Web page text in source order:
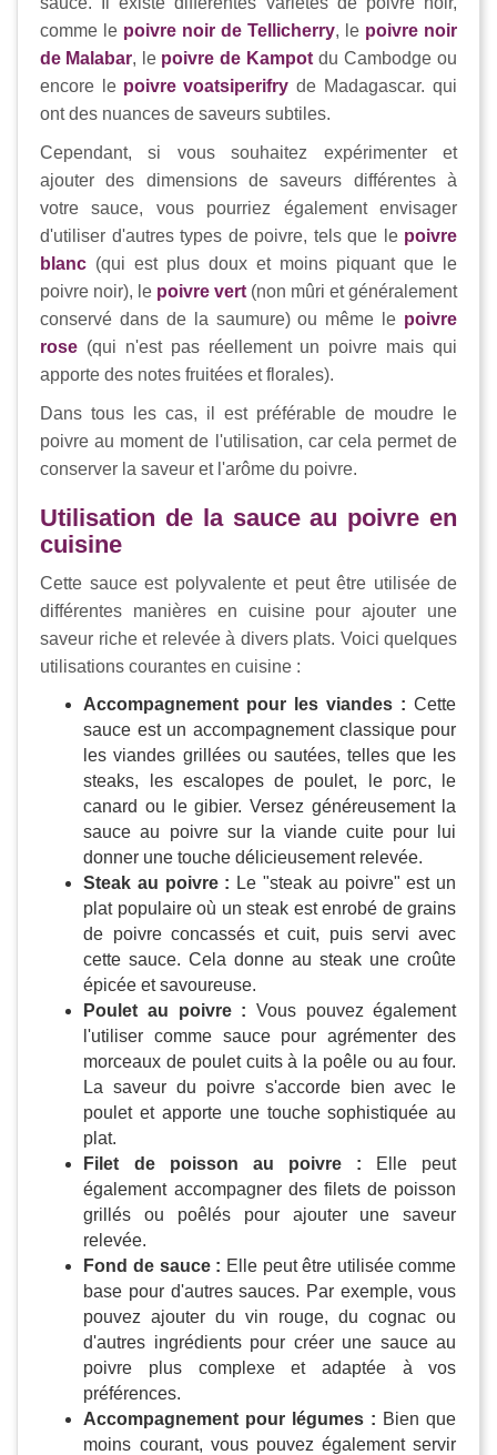
comme le poivre noir de Tellicherry, le poivre noir
de Malabar, le poivre de Kampot du Cambodge ou
encore le poivre voatsiperifry de Madagascar. qui
ont des nuances de saveurs subtiles.
Cependant, si vous souhaitez expérimenter et
ajouter des dimensions de saveurs différentes à
votre sauce, vous pourriez également envisager
d'utiliser d'autres types de poivre, tels que le poivre
blanc (qui est plus doux et moins piquant que le
poivre noir), le poivre vert (non mûri et généralement
conservé dans de la saumure) ou même le poivre
rose (qui n'est pas réellement un poivre mais qui
apporte des notes fruitées et florales).
Dans tous les cas, il est préférable de moudre le
poivre au moment de l'utilisation, car cela permet de
conserver la saveur et l'arôme du poivre.
Utilisation de la sauce au poivre en
cuisine
Cette sauce est polyvalente et peut être utilisée de
différentes manières en cuisine pour ajouter une
saveur riche et relevée à divers plats. Voici quelques
utilisations courantes en cuisine :
Accompagnement pour les viandes : Cette
sauce est un accompagnement classique pour
les viandes grillées ou sautées, telles que les
steaks, les escalopes de poulet, le porc, le
canard ou le gibier. Versez généreusement la
sauce au poivre sur la viande cuite pour lui
donner une touche délicieusement relevée.
Steak au poivre : Le "steak au poivre" est un
plat populaire où un steak est enrobé de grains
de poivre concassés et cuit, puis servi avec
cette sauce. Cela donne au steak une croûte
épicée et savoureuse.
Poulet au poivre : Vous pouvez également
l'utiliser comme sauce pour agrémenter des
morceaux de poulet cuits à la poêle ou au four.
La saveur du poivre s'accorde bien avec le
poulet et apporte une touche sophistiquée au
plat.
Filet de poisson au poivre : Elle peut
également accompagner des filets de poisson
grillés ou poêlés pour ajouter une saveur
relevée.
Fond de sauce : Elle peut être utilisée comme
base pour d'autres sauces. Par exemple, vous
pouvez ajouter du vin rouge, du cognac ou
d'autres ingrédients pour créer une sauce au
poivre plus complexe et adaptée à vos
préférences.
Accompagnement pour légumes : Bien que
moins courant, vous pouvez également servir